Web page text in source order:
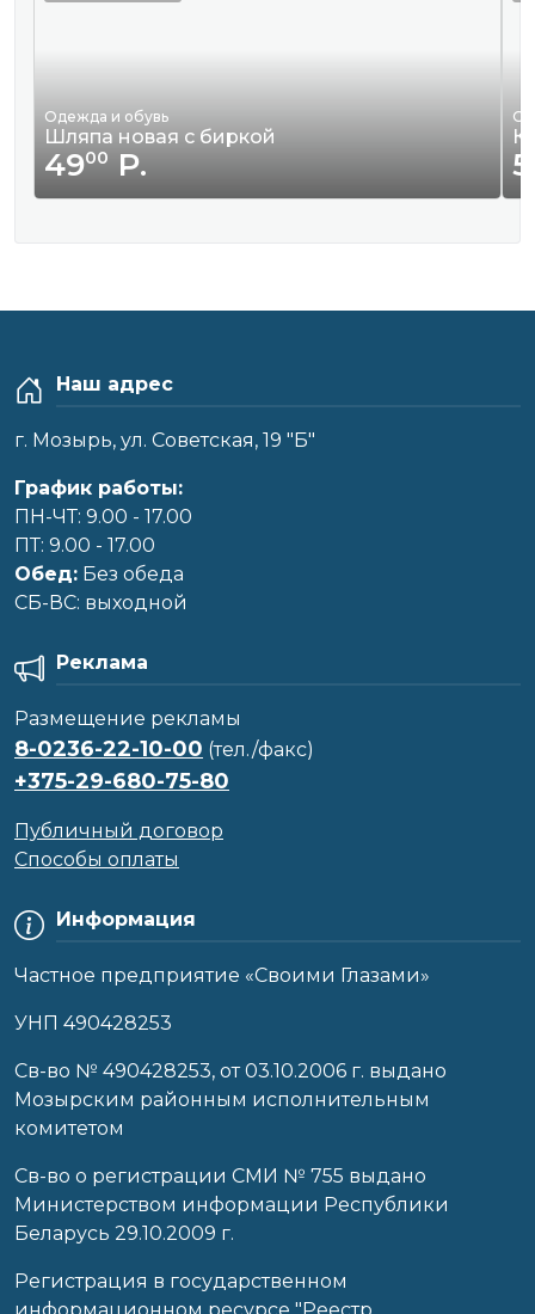
Одежда и обувь
Шляпа новая с биркой
4900 Р.
Наш адрес
г. Мозырь, ул. Советская, 19 "Б"
График работы:
ПН-ЧТ: 9.00 - 17.00
ПТ: 9.00 - 17.00
Обед: Без обеда
CБ-ВС: выходной
Информация
Частное предприятие «Своими Глазами»
УНП 490428253
Cв-во № 490428253, от 03.10.2006 г. выдано
Мозырским районным исполнительным
комитетом
Св-во о регистрации СМИ № 755 выдано
Министерством информации Республики
Беларусь 29.10.2009 г.
Регистрация в государственном
Реклама
Размещение рекламы
8-0236-22-10-00 (тел./факс)
+375-29-680-75-80
Публичный договор
Способы оплаты